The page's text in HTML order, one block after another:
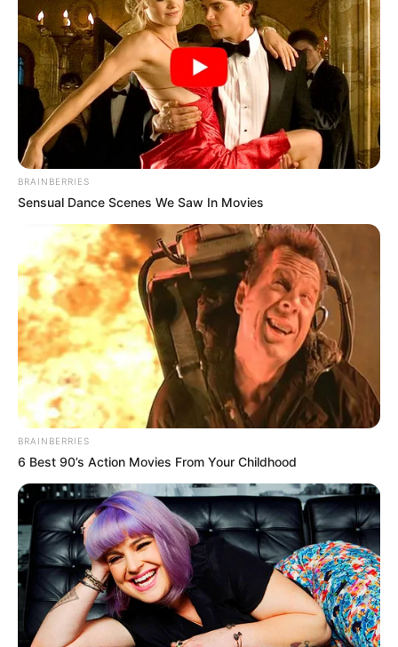
วาสนา หมูทอด หมูทอดเจ๊จง โหงวเฮ้งคนรวย
เจ้าหมอดู
เนื้อหาที่ได้รับการโปรโมต
This New Will Give You An Erection After +45
MEDVI
BRAINBERRIES
Sensual Dance Scenes We Saw In Movies
BRAINBERRIES
6 Best 90’s Action Movies From Your Childhood